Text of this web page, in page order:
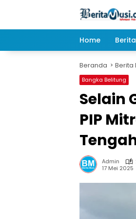
Home
Beranda Berita
Bangka Belitung
Selain
PIP
Admin
17 Mei 2025